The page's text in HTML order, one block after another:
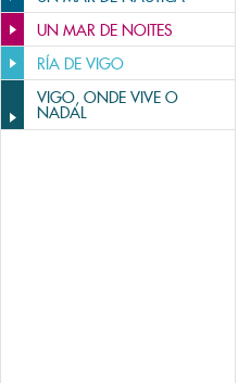
UN MAR DE NOITES
RÍA DE VIGO
VIGO, ONDE VIVE O
NADAL